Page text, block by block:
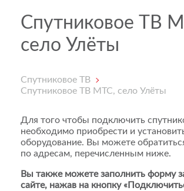
Спутниковое ТВ
село Улёты
Спутниковое ТВ
Спутниковое ТВ МТС, село Улёты
Для того чтобы подключить
необходимо приобрести и
оборудование. Вы можете
по адресам, перечисленным ниже.
Вы также можете заполнить форму
сайте, нажав на кнопку